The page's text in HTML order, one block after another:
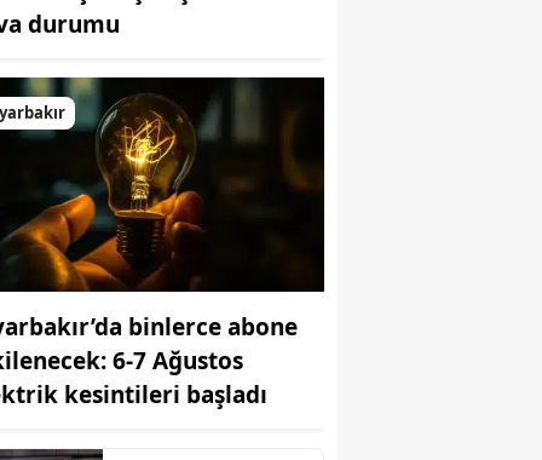
Bingöl
Bitlis
Bolu
Burdur
Bursa
Çanakkale
Çankırı
durumu
binlerce abone
6-7 Ağustos
kesintileri başladı